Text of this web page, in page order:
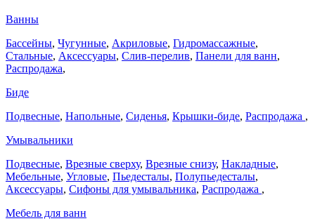
Ванны
Бассейны, Чугунные, Акриловые, Гидромассажные,
Стальные, Аксессуары, Слив-перелив, Панели для ванн,
Распродажа,
Биде
Подвесные, Напольные, Сиденья, Крышки-биде, Распродажа ,
Умывальники
Подвесные, Врезные сверху, Врезные снизу, Накладные,
Мебельные, Угловые, Пьедесталы, Полупьедесталы,
Аксессуары, Сифоны для умывальника, Распродажа ,
Мебель для ванн